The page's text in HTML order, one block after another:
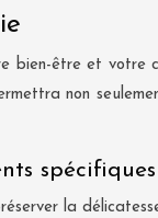
bien-être et
non
spécifiques
la